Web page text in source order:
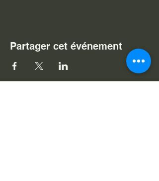
Partager cet événement